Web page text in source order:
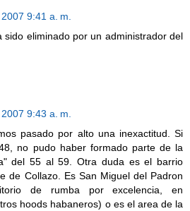
9:41 a. m.
sido eliminado por un administrador del
9:43 a. m.
pasado por alto una inexactitud. Si
no pudo haber formado parte de la
del 55 al 59. Otra duda es el barrio
de Collazo. Es San Miguel del Padron
de rumba por excelencia, en
hoods habaneros) o es el area de la